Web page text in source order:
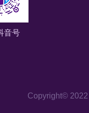
音号
Copyright©